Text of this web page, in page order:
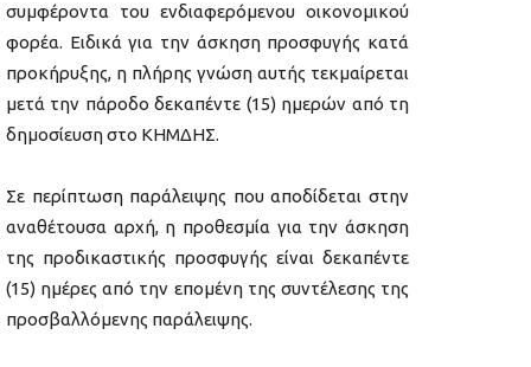
συμφέροντα του ενδιαφερόμενου οικονομικού
φορέα. Ειδικά για την άσκηση προσφυγής κατά
προκήρυξης, η πλήρης γνώση αυτής τεκμαίρεται
μετά την πάροδο δεκαπέντε (15) ημερών από τη
δημοσίευση στο ΚΗΜΔΗΣ.
Σε περίπτωση παράλειψης που αποδίδεται στην
αναθέτουσα αρχή, η προθεσμία για την άσκηση
της προδικαστικής προσφυγής είναι δεκαπέντε
(15) ημέρες από την επομένη της συντέλεσης της
προσβαλλόμενης παράλειψης.